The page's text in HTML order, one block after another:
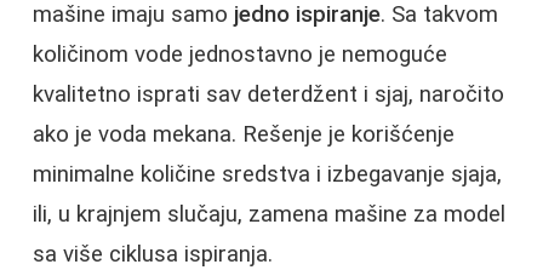
mašine imaju samo jedno ispiranje. Sa takvom
količinom vode jednostavno je nemoguće
kvalitetno isprati sav deterdžent i sjaj, naročito
ako je voda mekana. Rešenje je korišćenje
minimalne količine sredstva i izbegavanje sjaja,
ili, u krajnjem slučaju, zamena mašine za model
sa više ciklusa ispiranja.